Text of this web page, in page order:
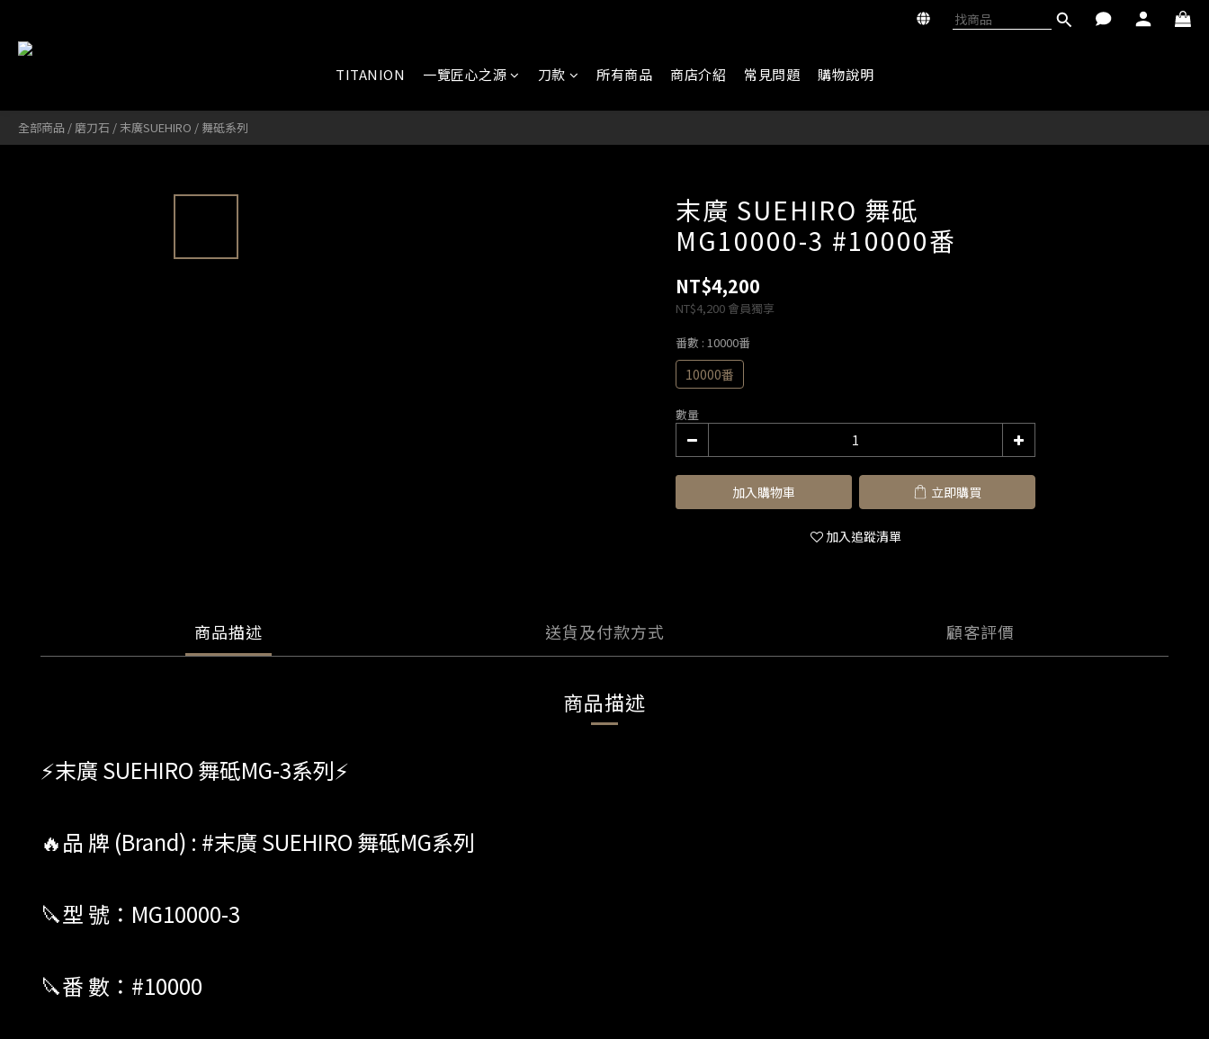
TITANION 一覽匠心之源 刀款 所有商品 商店介紹 常見問題 購物說明
全部商品 / 磨刀石 / 末廣SUEHIRO / 舞砥系列
末廣 SUEHIRO 舞砥
MG10000-3 #10000番
NT$4,200
NT$4,200 會員獨享
番數 : 10000番
10000番
數量
加入購物車 立即購買
加入追蹤清單
商品描述 送貨及付款方式 顧客評價
商品描述
⚡️末廣 SUEHIRO 舞砥MG-3系列⚡
🔥品 牌 (Brand) : #末廣 SUEHIRO 舞砥MG系列
🔪型 號：MG10000-3
🔪番 數：#10000
立即購買